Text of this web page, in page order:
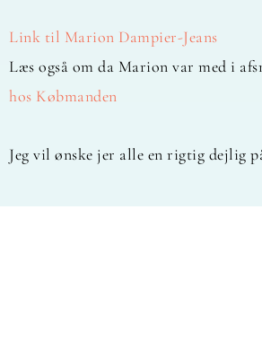
Link til Marion Dampier-Jeans
Læs også om da Marion var med i
hos Købmanden
Jeg vil ønske jer alle en rigtig dejlig